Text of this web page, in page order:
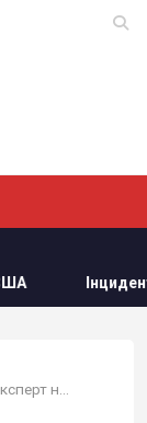
у